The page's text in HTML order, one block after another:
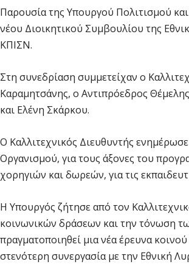
Παρουσία της Υπουργού Πολιτισμού
νέου Διοικητικού Συμβουλίου της
ΚΠΙΣΝ.
Στη συνεδρίαση συμμετείχαν ο
Καραμητσάνης, ο Αντιπρόεδρος
και Ελένη Σκάρκου.
Ο Καλλιτεχνικός Διευθυντής
Οργανισμού, για τους άξονες του
χορηγιών και δωρεών, για τις
Η Υπουργός ζήτησε από τον
κοινωνικών δράσεων και την τόνωση
πραγματοποιηθεί μια νέα έρευνα
στενότερη συνεργασία με την Εθνική